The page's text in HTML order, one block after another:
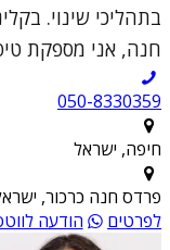
בתהליכי שינוי.
חנה, אני מספקת
050-8330359
חיפה, ישראל
פרדס חנה כרכור,
לפרטים
הודעה